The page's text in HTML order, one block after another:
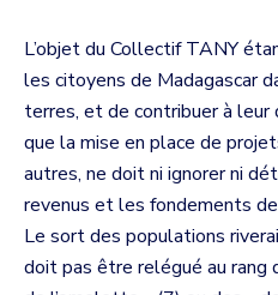
L’objet du Collectif TANY
les citoyens de Madagascar
terres, et de contribuer à
que la mise en place de
autres, ne doit ni ignorer ni
revenus et les fondements
Le sort des populations
doit pas être relégué au rang